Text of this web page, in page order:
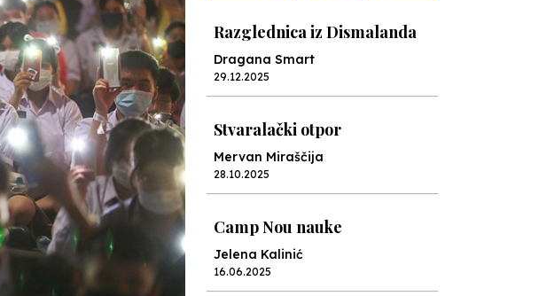
Razglednica iz Dismalanda
Dragana Smart
29.12.2025
Stvaralački otpor
Mervan Miraščija
28.10.2025
Camp Nou nauke
Jelena Kalinić
16.06.2025